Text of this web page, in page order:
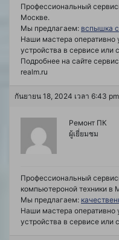
Профессиональный
Москве.
Мы предлагаем: вспышка
Наши мастера оперативно
устройства в сервисе или
Подробнее на сайте
realm.ru
กันยายน 18, 2024 เวลา 6:43 pm
Ремонт ПК
ผู้เยี่ยมชม
Профессиональный
компьютероной техники в
Мы предлагаем:
Наши мастера оперативно
устройства в сервисе или